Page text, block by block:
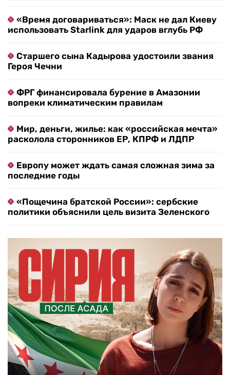
«Время договариваться»: Маск не дал Киеву
использовать Starlink для ударов вглубь РФ
Старшего сына Кадырова удостоили звания
Героя Чечни
ФРГ финансировала бурение в Амазонии
вопреки климатическим правилам
Мир, деньги, жилье: как «российская мечта»
расколола сторонников ЕР, КПРФ и ЛДПР
Европу может ждать самая сложная зима за
последние годы
«Пощечина братской России»: сербские
политики объяснили цель визита Зеленского